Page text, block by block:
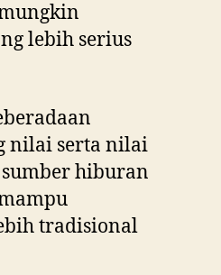
lebih serius
nilai serta nilai
hiburan
tradisional